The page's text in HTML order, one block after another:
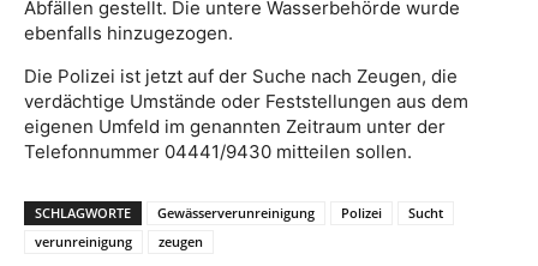
Abfällen gestellt. Die untere Wasserbehörde wurde
ebenfalls hinzugezogen.
Die Polizei ist jetzt auf der Suche nach Zeugen, die
verdächtige Umstände oder Feststellungen aus dem
eigenen Umfeld im genannten Zeitraum unter der
Telefonnummer 04441/9430 mitteilen sollen.
SCHLAGWORTE Gewässerverunreinigung Polizei
Sucht
verunreinigung
zeugen